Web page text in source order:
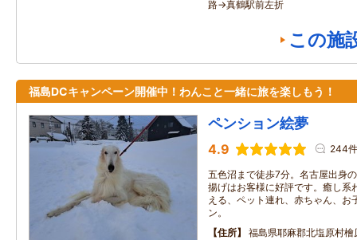
路→真鶴駅前左折
この施
福島DCキャンペーン開催中！わんこと一緒に旅を楽しもう！
ペンション絵夢
4.9 244件
五色沼まで徒歩7分。名古屋出身
揚げはお客様に好評です。癒し系
える、ペット連れ、赤ちゃん、お
ン。
住所
福島県耶麻郡北塩原村